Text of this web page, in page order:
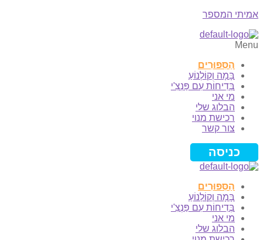
אמיתי המספר
Menu
הַסִּפּוּרִים
בָּמָה וְקוֹלְנוֹעַ
בְּדִיחוֹת עִם פַּנְצִ'י
מי אני
הבלוג שלי
רכישת מנוי
צור קשר
כניסה
הַסִּפּוּרִים
בָּמָה וְקוֹלְנוֹעַ
בְּדִיחוֹת עִם פַּנְצִ'י
מי אני
הבלוג שלי